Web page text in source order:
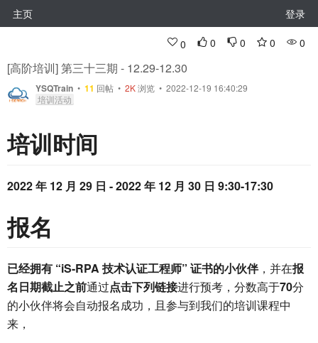
主页 登录
0 0 0 0 0
[高阶培训] 第三十三期 - 12.29-12.30
YSQTrain • 11 回帖 • 2K浏览 • 2022-12-19 16:40:29
培训活动
培训时间
2022 年 12 月 29 日 - 2022 年 12 月 30 日 9:30-17:30
报名
已经拥有 “iS-RPA 技术认证工程师” 证书的小伙伴，并在报
名日期截止之前通过点击下列链接进行预考，分数高于70分
的小伙伴将会自动报名成功，且参与到我们的培训课程中
来，